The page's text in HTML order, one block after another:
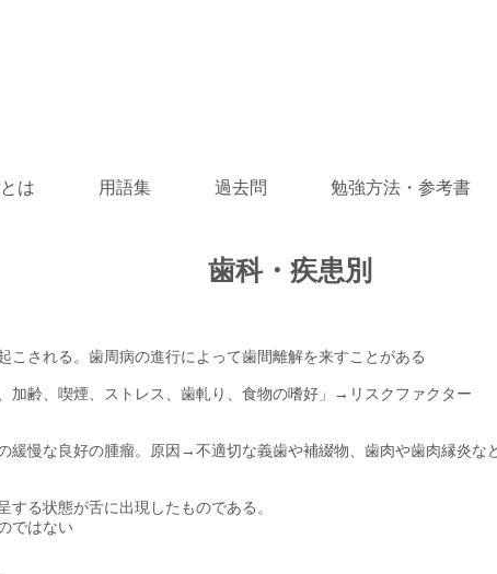
は 用語集 過去問 勉強方法・参考書
​歯科・疾患別
こされる。歯周病の進行によって歯間離解を来すことがある
加齢、喫煙、ストレス、歯軋り、食物の嗜好」→リスクファクター
緩慢な良好の腫瘤。原因→不適切な義歯や補綴物、歯肉や歯肉縁炎な
する状態が舌に出現したものである。
ではない